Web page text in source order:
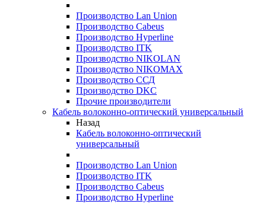
Производство Lan Union
Производство Cabeus
Производство Hyperline
Производство ITK
Производство NIKOLAN
Производство NIKOMAX
Производство ССД
Производство DKC
Прочие производители
Кабель волоконно-оптический универсальный
Назад
Кабель волоконно-оптический
универсальный
Производство Lan Union
Производство ITK
Производство Cabeus
Производство Hyperline